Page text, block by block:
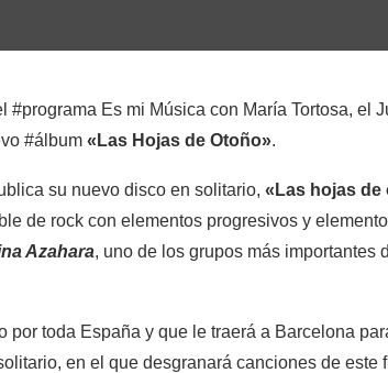
Es mi Música con María Tortosa, el
#álbum «Las Hojas de Otoño».
su nuevo disco en solitario, «Las hojas de
de rock con elementos progresivos y
Azahara, uno de los grupos más importantes
por toda España y que le traerá a Barcelona
en el que desgranará canciones de este